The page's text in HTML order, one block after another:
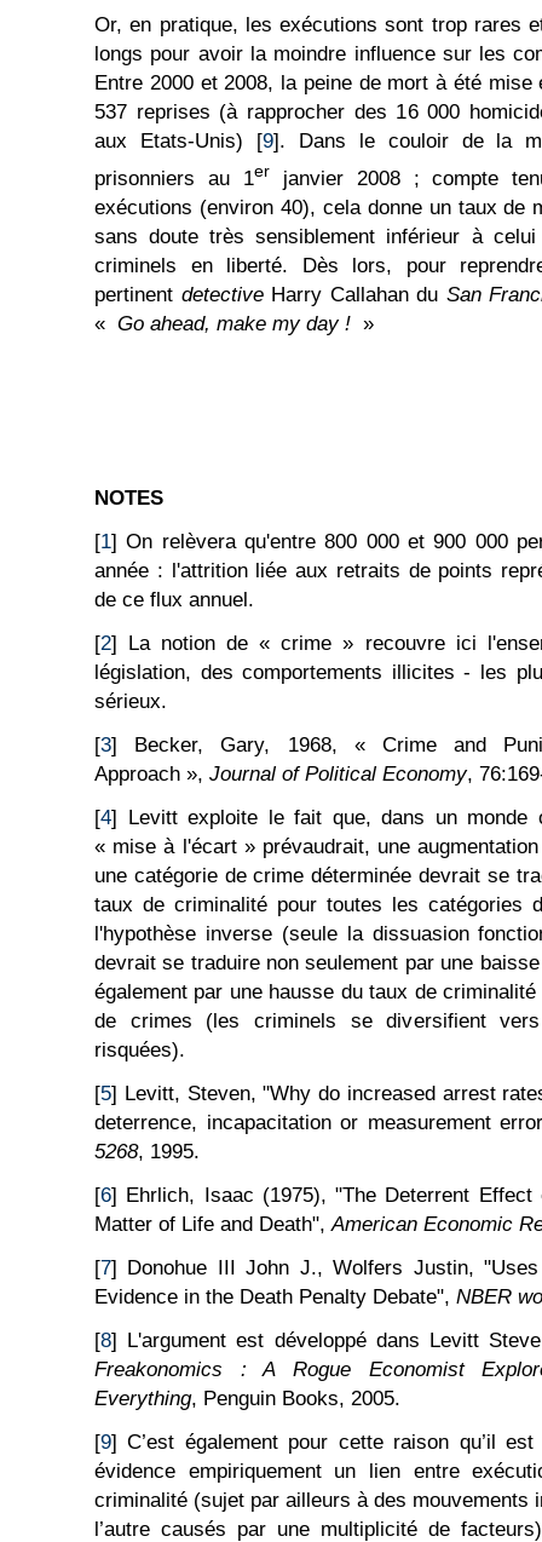
Or, en pratique, les exécutions sont trop rares
longs pour avoir la moindre influence sur les
Entre 2000 et 2008, la peine de mort à été
537 reprises (à rapprocher des 16 000
aux Etats-Unis) [9]. Dans le couloir de la
prisonniers au 1er janvier 2008 ; compte
exécutions (environ 40), cela donne un taux de
sans doute très sensiblement inférieur à
criminels en liberté. Dès lors, pour
pertinent detectiveHarry Callahan du San
« Go ahead, make my day ! »
NOTES
[1] On relèvera qu'entre 800 000 et 900 000
année : l'attrition liée aux retraits de points
de ce flux annuel.
[2] La notion de « crime » recouvre ici
législation, des comportements illicites - les
sérieux.
[3] Becker, Gary, 1968, « Crime and
Approach », Journal of Political Economy,
[4] Levitt exploite le fait que, dans un monde
« mise à l'écart » prévaudrait, une
une catégorie de crime déterminée devrait se
taux de criminalité pour toutes les catégories
l'hypothèse inverse (seule la dissuasion
devrait se traduire non seulement par une
également par une hausse du taux de
de crimes (les criminels se diversifient
risquées).
[5] Levitt, Steven, "Why do increased arrest
deterrence, incapacitation or measurement
5268, 1995.
[6] Ehrlich, Isaac (1975), "The Deterrent
Matter of Life and Death", American Economic
[7] Donohue III John J., Wolfers Justin,
Evidence in the Death Penalty Debate", NBER
[8] L'argument est développé dans Levitt
Freakonomics : A Rogue Economist
Everything, Penguin Books, 2005.
[9] C’est également pour cette raison qu’il
évidence empiriquement un lien entre
criminalité (sujet par ailleurs à des mouvements
l’autre causés par une multiplicité de